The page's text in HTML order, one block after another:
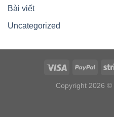
Bài viết
Uncategorized
Copyright 2026 ©